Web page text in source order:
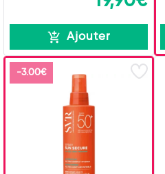
Ajouter
-3.00€